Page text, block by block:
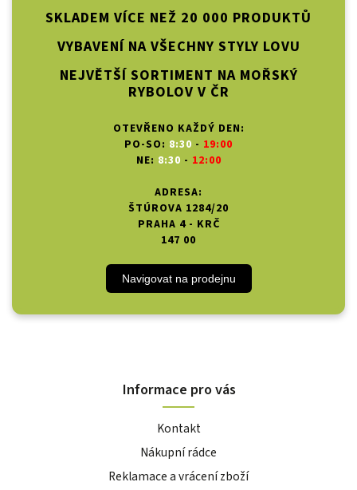
SKLADEM VÍCE NEŽ 20 000 PRODUKTŮ
VYBAVENÍ NA VŠECHNY STYLY LOVU
NEJVĚTŠÍ SORTIMENT NA MOŘSKÝ
RYBOLOV V ČR
OTEVŘENO KAŽDÝ DEN:
PO-SO: 8:30 - 19:00
NE: 8:30 - 12:00
ADRESA:
ŠTÚROVA 1284/20
PRAHA 4 - KRČ
147 00
Navigovat na prodejnu
Informace pro vás
Kontakt
Nákupní rádce
Reklamace a vrácení zboží